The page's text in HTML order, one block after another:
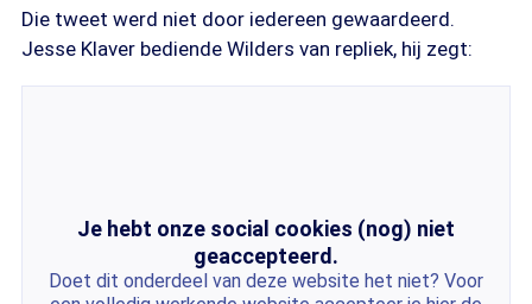
Die tweet werd niet door iedereen gewaardeerd.
Jesse Klaver bediende Wilders van repliek, hij zegt:
Je hebt onze social cookies (nog) niet
geaccepteerd.
Doet dit onderdeel van deze website het niet? Voor